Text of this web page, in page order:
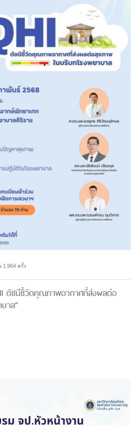
1,964 ครั้ง
ดัชนีชี้วัดคุณภาพอากาศที่ส่งผลต่อ
าล”